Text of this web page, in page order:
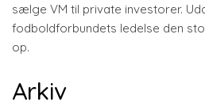
sælge VM til private investorer.
fodboldforbundets ledelse den
op.
Arkiv